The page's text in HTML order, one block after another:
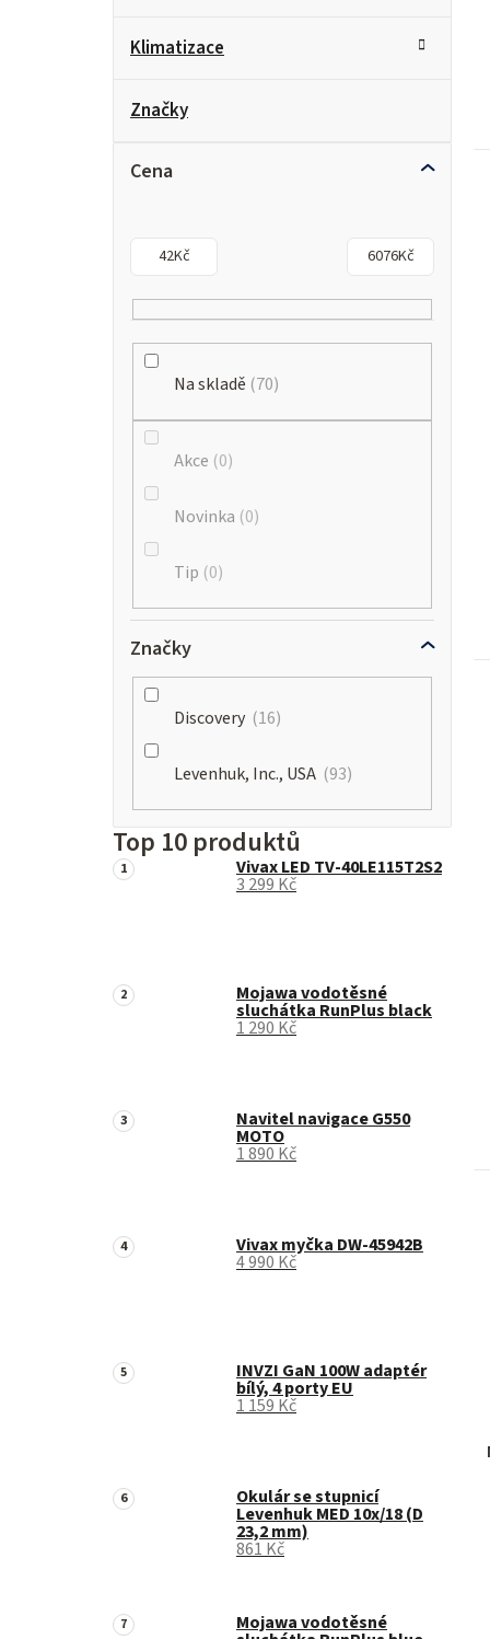
Klimatizace
Značky
Cena
42Kč 6076Kč
Na skladě 70
Akce 0
Novinka 0
Tip 0
Značky
Discovery 16
Levenhuk, Inc., USA 93
Top 10 produktů
Vivax LED TV-40LE115T2S2
3 299 Kč
Mojawa vodotěsné
sluchátka RunPlus black
1 290 Kč
Navitel navigace G550
MOTO
1 890 Kč
Vivax myčka DW-45942B
4 990 Kč
INVZI GaN 100W adaptér
bílý, 4 porty EU
1 159 Kč
Okulár se stupnicí
Levenhuk MED 10x/18 (D
23,2 mm)
861 Kč
Mojawa vodotěsné